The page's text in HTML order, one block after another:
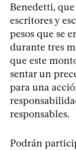
Benedetti,
escritores y
pesos que se
durante tres
que este
sentar un
para una
responsables.
Podrán